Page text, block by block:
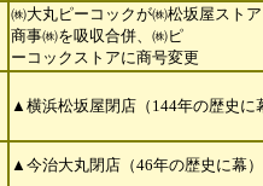
㈱大丸ピーコックが㈱松坂屋スト
商事㈱を吸収合併、㈱ピ
ーコックストアに商号変更
▲横浜松坂屋閉店（144年の歴史
▲今治大丸閉店（46年の歴史に幕）